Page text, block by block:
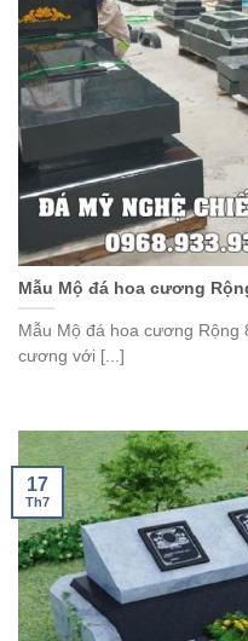
Mẫu Mộ đá hoa cương
Mẫu Mộ đá hoa cương Rộng
cương với [...]
17
Th7